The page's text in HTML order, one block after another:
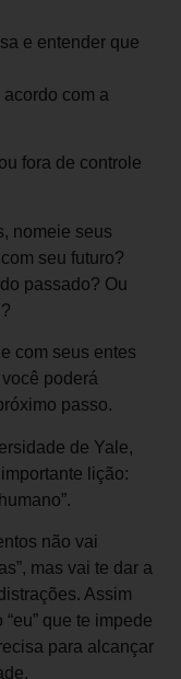
e entender que
com a
fora de controle
nomeie seus
seu futuro?
passado? Ou
com seus entes
poderá
passo.
de Yale,
lição:
não vai
mas vai te dar a
Assim
que te impede
para alcançar